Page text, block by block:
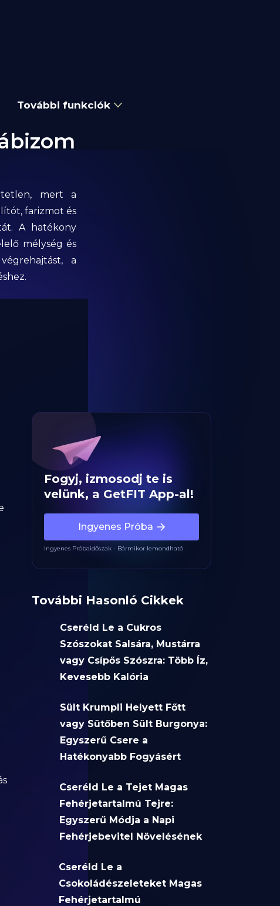
További funkciók
mert a
farizmot és
A hatékony
mélység és
a
Fogyj, izmosodj te is
velünk, a GetFIT App-al!
Ingyenes Próba
Ingyenes Próbaidőszak - Bármikor lemondható
További Hasonló Cikkek
Cseréld Le a Cukros
Szószokat Salsára, Mustárra
vagy Csípős Szószra: Több Íz,
Kevesebb Kalória
Sült Krumpli Helyett Főtt
vagy Sütőben Sült Burgonya:
Egyszerű Csere a
Hatékonyabb Fogyásért
Cseréld Le a Tejet Magas
Fehérjetartalmú Tejre:
Egyszerű Módja a Napi
Fehérjebevitel Növelésének
Cseréld Le a
Csokoládészeleteket Magas
Fehérjetartalmú